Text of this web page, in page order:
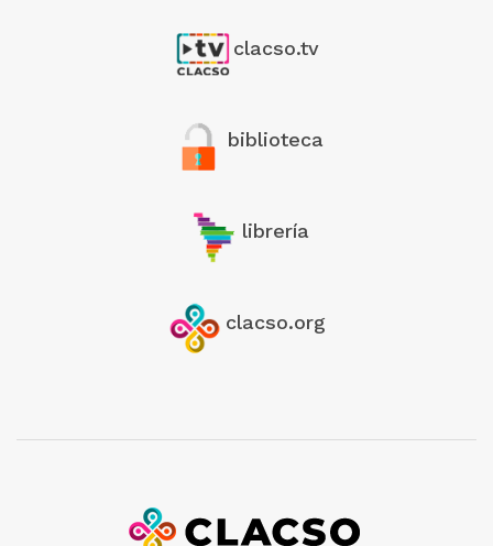
clacso.tv
biblioteca
librería
clacso.org